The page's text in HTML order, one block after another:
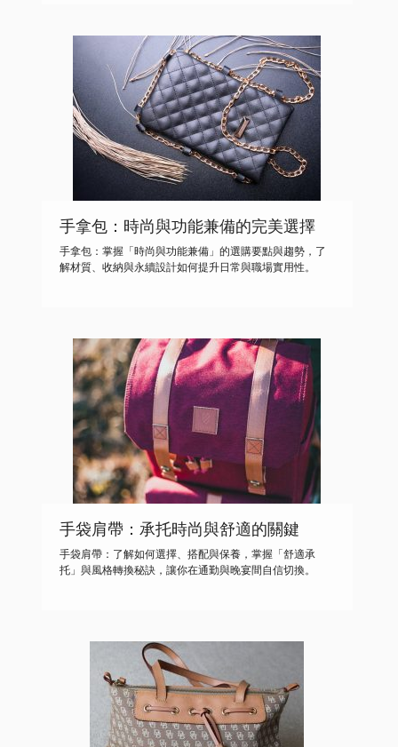
手拿包：時尚與功能兼備的完美選擇
手拿包：掌握「時尚與功能兼備」的選購要點與趨勢，了
解材質、收納與永續設計如何提升日常與職場實用性。
手袋肩帶：承托時尚與舒適的關鍵
手袋肩帶：了解如何選擇、搭配與保養，掌握「舒適承
托」與風格轉換秘訣，讓你在通勤與晚宴間自信切換。